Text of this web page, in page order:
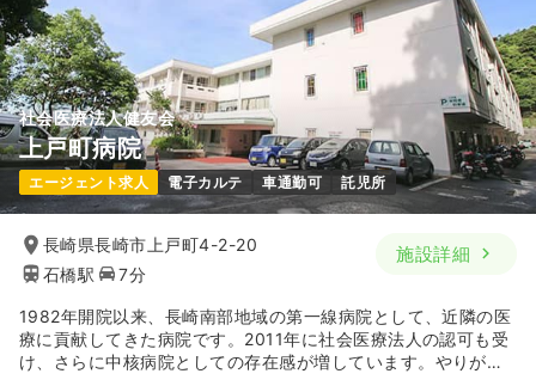
社会医療法人健友会
上戸町病院
エージェント求人 電子カルテ 車通勤可 託児所
長崎県長崎市上戸町4-2-20
石橋駅
7分
施設詳細
1982年開院以来、長崎南部地域の第一線病院として、近隣の医
療に貢献してきた病院です。2011年に社会医療法人の認可も受
け、さらに中核病院としての存在感が増しています。やりがい